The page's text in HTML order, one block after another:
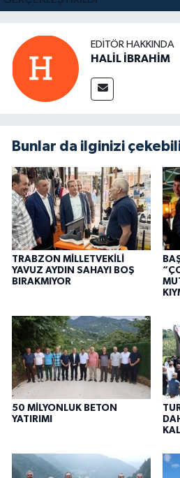
EDITÖR HAKKINDA
HALİL İBRAHİM
Bunlar da ilginizi
TRABZON MİLLETVEKİLİ
YAVUZ AYDIN SAHAYI BOŞ
BIRAKMIYOR
50 MİLYONLUK BETON
YATIRIMI